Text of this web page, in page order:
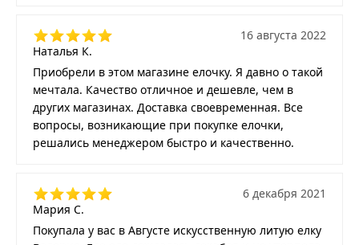
Наталья К.
16 августа 2022
Приобрели в этом магазине елочку. Я давно о такой
мечтала. Качество отличное и дешевле, чем в
других магазинах. Доставка своевременная. Все
вопросы, возникающие при покупке елочки,
решались менеджером быстро и качественно.
Мария С.
6 декабря 2021
Покупала у вас в Августе искусственную литую елку